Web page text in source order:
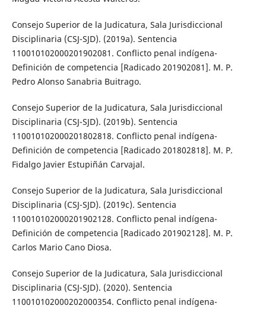
Consejo Superior de la Judicatura, Sala Jurisdiccional
Disciplinaria (CSJ-SJD). (2019a). Sentencia
110010102000201902081. Conflicto penal indígena-
Definición de competencia [Radicado 201902081]. M. P.
Pedro Alonso Sanabria Buitrago.
Consejo Superior de la Judicatura, Sala Jurisdiccional
Disciplinaria (CSJ-SJD). (2019b). Sentencia
110010102000201802818. Conflicto penal indígena-
Definición de competencia [Radicado 201802818]. M. P.
Fidalgo Javier Estupiñán Carvajal.
Consejo Superior de la Judicatura, Sala Jurisdiccional
Disciplinaria (CSJ-SJD). (2019c). Sentencia
110010102000201902128. Conflicto penal indígena-
Definición de competencia [Radicado 201902128]. M. P.
Carlos Mario Cano Diosa.
Consejo Superior de la Judicatura, Sala Jurisdiccional
Disciplinaria (CSJ-SJD). (2020). Sentencia
110010102000202000354. Conflicto penal indígena-